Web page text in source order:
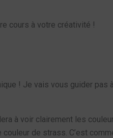
cours à votre créativité !
! Je vais vous guider pas
à voir clairement les
de strass. C’est